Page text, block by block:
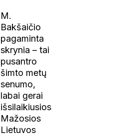
M.
Bakšaičio
pagaminta
skrynia – tai
pusantro
šimto metų
senumo,
labai gerai
išsilaikiusios
Mažosios
Lietuvos